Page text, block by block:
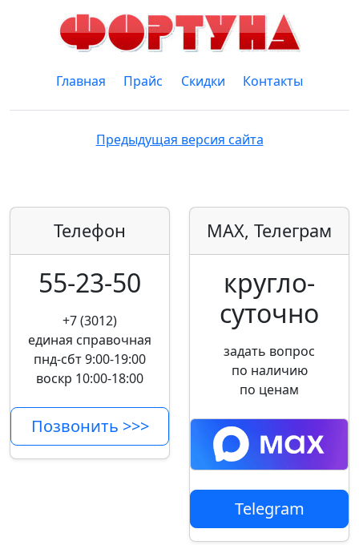
Главная Прайс Скидки Контакты
Предыдущая версия сайта
Телефон
55-23-50
+7 (3012)
единая справочная
пнд-сбт 9:00-19:00
воскр 10:00-18:00
Позвонить >>>
MAX, Телеграм
кругло­
суточно
задать вопрос
по наличию
по ценам
Telegram